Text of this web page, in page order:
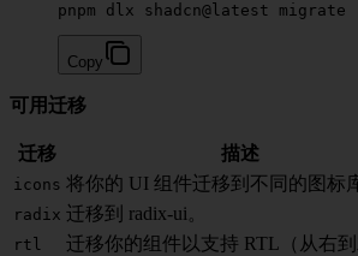
pnpm dlx shadcn@latest migrate
Copy
可用迁移
迁移 描述
icons 将你的 UI 组件迁移到不同的图标
radix 迁移到 radix-ui。
rtl 迁移你的组件以支持 RTL（从右到